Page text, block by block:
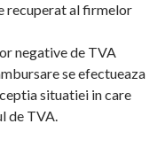
recuperat al firmelor
negative de TVA
se efectueaza
situatiei in care
de TVA.